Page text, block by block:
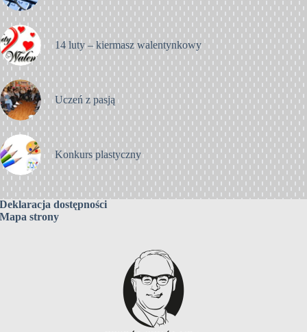
14 luty – kiermasz walentynkowy
Uczeń z pasją
Konkurs plastyczny
Deklaracja dostępności
Mapa strony